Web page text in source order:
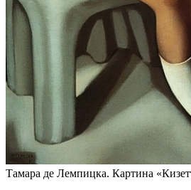
Тамара де Лемпицка. Картина